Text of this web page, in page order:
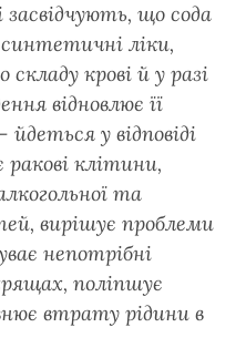
що сода
ліки,
складу крові й у разі
відновлює її
у відповіді
ракові клітини,
та
вирішує проблеми
непотрібні
поліпшує
втрату рідини в